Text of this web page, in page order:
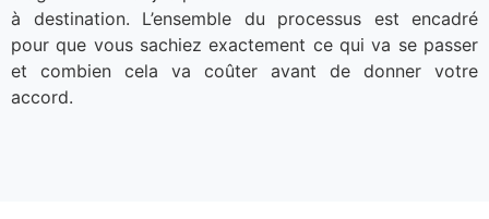
à destination. L’ensemble du processus est encadré
pour que vous sachiez exactement ce qui va se passer
et combien cela va coûter avant de donner votre
accord.